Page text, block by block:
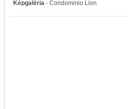
Képgaléria - Condominio Lion